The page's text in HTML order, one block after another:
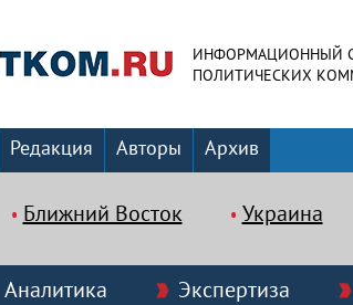
ИНФОРМАЦИОННЫЙ
ПОЛИТИЧЕСКИХ
Редакция Авторы Архив
Ближний Восток Украина
Аналитика Экспертиза